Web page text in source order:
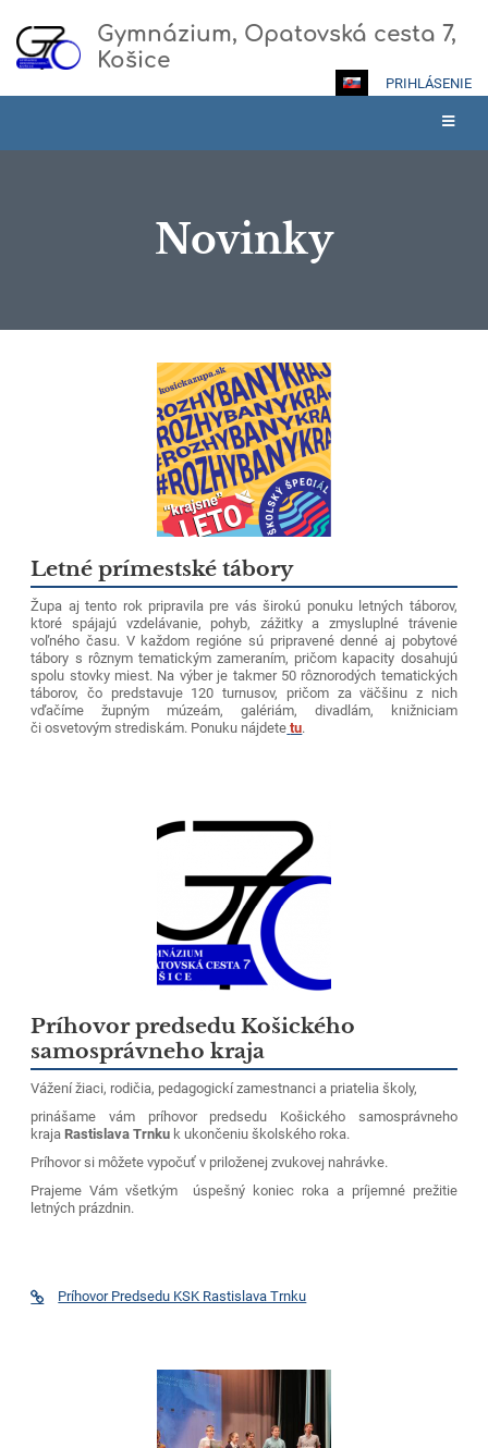
Gymnázium, Opatovská cesta 7,
Košice
PRIHLÁSENIE
Novinky
Letné prímestské tábory
Župa aj tento rok pripravila pre vás širokú ponuku letných táborov,
ktoré spájajú vzdelávanie, pohyb, zážitky a zmysluplné trávenie
voľného času. V každom regióne sú pripravené denné aj pobytové
tábory s rôznym tematickým zameraním, pričom kapacity dosahujú
spolu stovky miest. Na výber je takmer 50 rôznorodých tematických
táborov, čo predstavuje 120 turnusov, pričom za väčšinu z nich
vďačíme župným múzeám, galériám, divadlám, knižniciam
či osvetovým strediskám. Ponuku nájdete tu.
Príhovor predsedu Košického
samosprávneho kraja
Vážení žiaci, rodičia, pedagogickí zamestnanci a priatelia školy,
prinášame vám príhovor predsedu Košického samosprávneho
krajaRastislava Trnku k ukončeniu školského roka.
Príhovor si môžete vypočuť v priloženej zvukovej nahrávke.
Prajeme Vám všetkým úspešný koniec roka a príjemné prežitie
letných prázdnin.
Príhovor Predsedu KSK Rastislava Trnku